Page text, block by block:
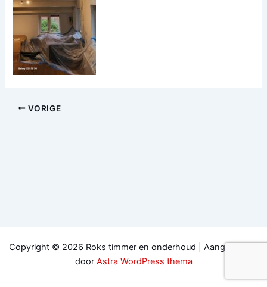
VORIGE
Copyright © 2026 Roks timmer en onderhoud | Aangedreven
door Astra WordPress thema